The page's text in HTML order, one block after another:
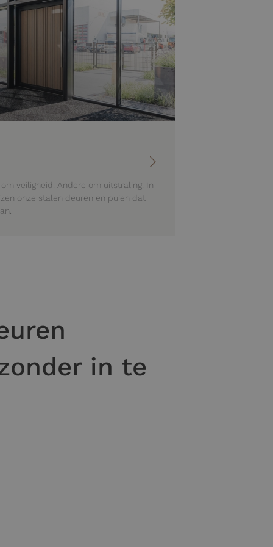
veiligheid. Andere om uitstraling. In
onze stalen deuren en puien dat
in te